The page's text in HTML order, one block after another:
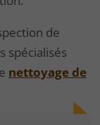
de
spécialisés
nettoyage de